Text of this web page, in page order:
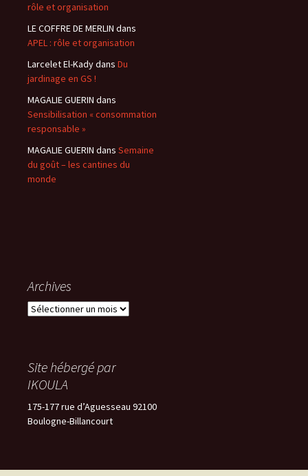
rôle et organisation
LE COFFRE DE MERLIN dans
APEL : rôle et organisation
Larcelet El-Kadydans Du
jardinage en GS !
MAGALIE GUERIN dans
Sensibilisation « consommation
responsable »
MAGALIE GUERIN dans Semaine
du goût – les cantines du
monde
Archives
Archives
Site hébergé par
IKOULA
175-177 rue d’Aguesseau 92100
Boulogne-Billancourt